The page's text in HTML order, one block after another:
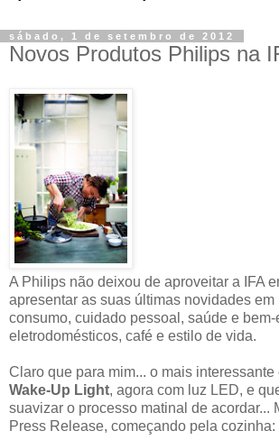
sábado, 1 de setembro de 2012
Novos Produtos Philips na
A Philips não deixou de aproveitar a IFA
apresentar as suas últimas novidades em
consumo, cuidado pessoal, saúde e
eletrodomésticos, café e estilo de vida.
Claro que para mim... o mais interessante
Wake-Up Light, agora com luz LED, e
suavizar o processo matinal de acordar...
Press Release, começando pela cozinha: